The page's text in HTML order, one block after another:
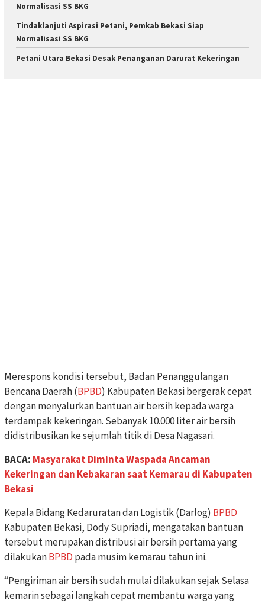
Normalisasi SS BKG
Tindaklanjuti Aspirasi Petani, Pemkab Bekasi Siap
Normalisasi SS BKG
Petani Utara Bekasi Desak Penanganan Darurat Kekeringan
Merespons kondisi tersebut, Badan Penanggulangan
Bencana Daerah (BPBD) Kabupaten Bekasi bergerak cepat
dengan menyalurkan bantuan air bersih kepada warga
terdampak kekeringan. Sebanyak 10.000 liter air bersih
didistribusikan ke sejumlah titik di Desa Nagasari.
BACA: Masyarakat Diminta Waspada Ancaman
Kekeringan dan Kebakaran saat Kemarau di Kabupaten
Bekasi
Kepala Bidang Kedaruratan dan Logistik (Darlog) BPBD
Kabupaten Bekasi, Dody Supriadi, mengatakan bantuan
tersebut merupakan distribusi air bersih pertama yang
dilakukanBPBD pada musim kemarau tahun ini.
“Pengiriman air bersih sudah mulai dilakukan sejak Selasa
kemarin sebagai langkah cepat membantu warga yang